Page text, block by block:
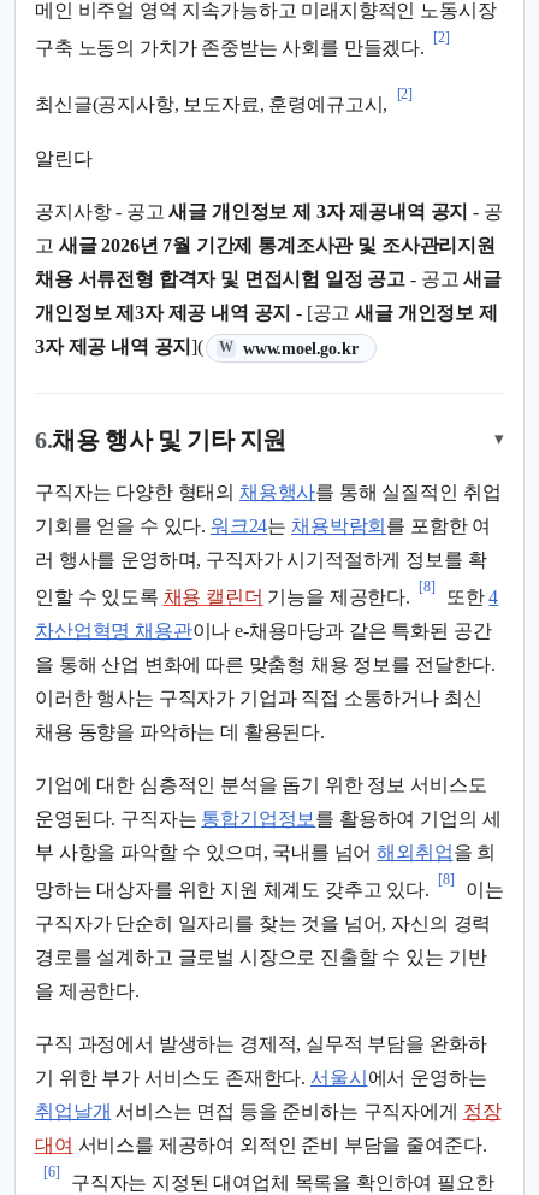
메인 비주얼 영역 지속가능하고 미래지향적인 노동시장
구축 노동의 가치가 존중받는 사회를 만들겠다.
[2]
최신글(공지사항, 보도자료, 훈령예규고시,
[2]
알린다
공지사항 - 공고새글 개인정보 제 3자 제공내역 공지 - 공
고 새글 2026년 7월 기간제 통계조사관 및 조사관리지원
채용 서류전형 합격자 및 면접시험 일정 공고 - 공고새글
개인정보 제3자 제공 내역 공지 - [공고새글 개인정보 제
3자 제공 내역 공지]( W www.moel.go.kr
(새 탭에서 열림)
6.채용 행사 및 기타 지원 ▾
구직자는 다양한 형태의 채용행사를 통해 실질적인 취업
기회를 얻을 수 있다. 워크24는 채용박람회 를 포함한 여
러 행사를 운영하며, 구직자가 시기적절하게 정보를 확
인할 수 있도록 채용 캘린더 기능을 제공한다.
[8]
또한4
차산업혁명 채용관이나 e-채용마당과 같은 특화된 공간
을 통해 산업 변화에 따른 맞춤형 채용 정보를 전달한다.
이러한 행사는 구직자가 기업과 직접 소통하거나 최신
채용 동향을 파악하는 데 활용된다.
기업에 대한 심층적인 분석을 돕기 위한 정보 서비스도
운영된다. 구직자는 통합기업정보 를 활용하여 기업의 세
부 사항을 파악할 수 있으며, 국내를 넘어해외취업을 희
망하는 대상자를 위한 지원 체계도 갖추고 있다.
[8]
이는
구직자가 단순히 일자리를 찾는 것을 넘어, 자신의 경력
경로를 설계하고 글로벌 시장으로 진출할 수 있는 기반
을 제공한다.
구직 과정에서 발생하는 경제적, 실무적 부담을 완화하
기 위한 부가 서비스도 존재한다. 서울시 에서 운영하는
취업날개 서비스는 면접 등을 준비하는 구직자에게 정장
대여 서비스를 제공하여 외적인 준비 부담을 줄여준다.
[6]
구직자는 지정된 대여업체 목록을 확인하여 필요한